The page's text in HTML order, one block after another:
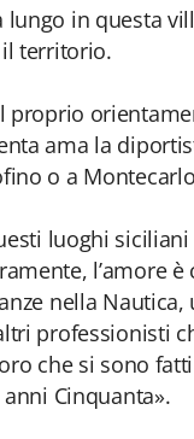
lungo in questa
territorio.
proprio
ama la
o a Montecarlo
luoghi
l’amore
nella
professionisti
che si sono
Cinquanta».